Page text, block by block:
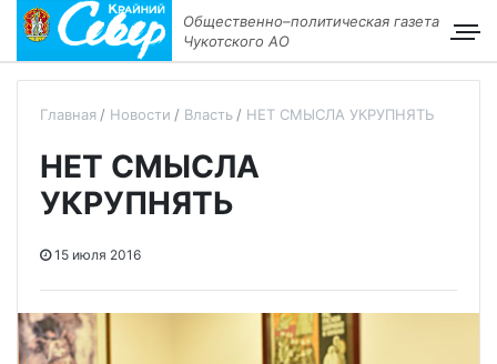
Общественно–политическая газета
Чукотского АО
Главная Новости Власть НЕТ СМЫСЛА УКРУПНЯТЬ
НЕТ СМЫСЛА
УКРУПНЯТЬ
15 июля 2016